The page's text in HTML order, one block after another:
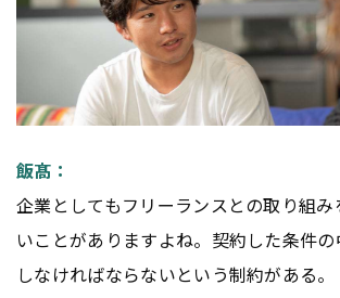
飯髙：
企業としてもフリーランスとの取り組
いことがありますよね。契約した条件
しなければならないという制約がある。